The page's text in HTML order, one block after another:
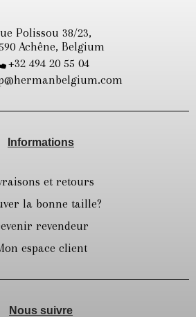
Polissou 38/23,
Achêne, Belgium
+32 494 20 55 04
Informations
et retours
la bonne taille?
revendeur
espace client
Nous suivre